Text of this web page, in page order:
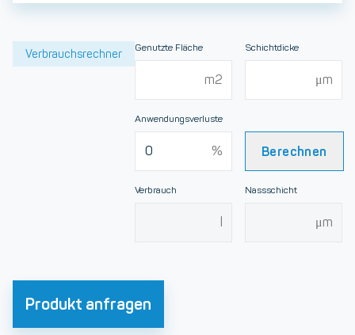
Verbrauchsrechner Genutzte Fläche Schichtdicke
Anwendungsverluste
Berechnen
Verbrauch Nassschicht
Produkt anfragen